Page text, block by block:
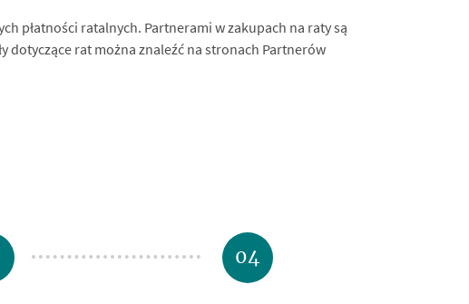
płatności ratalnych. Partnerami w zakupach na raty są
dotyczące rat można znaleźć na stronach Partnerów
04